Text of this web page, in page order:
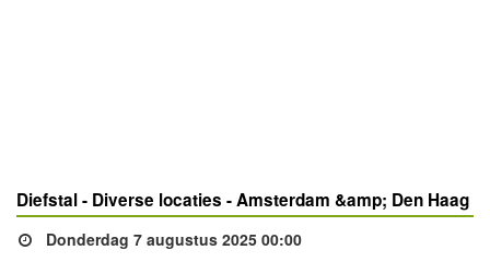
Diefstal - Diverse locaties - Amsterdam &amp; Den Haag
Donderdag 7 augustus 2025 00:00